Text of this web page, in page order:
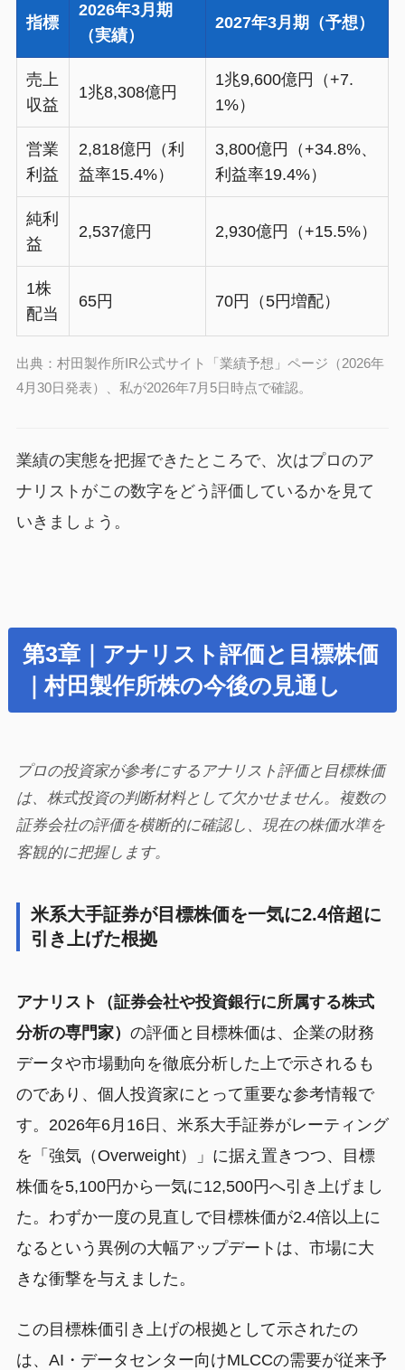
指標
2026年3月期
（実績）
2027年3月期（予想）
売上
収益
1兆8,308億円
1兆9,600億円（+7.
1%）
営業
利益
2,818億円（利
益率15.4%）
3,800億円（+34.8%、
利益率19.4%）
純利
益
2,537億円 2,930億円（+15.5%）
1株
配当
65円 70円（5円増配）
出典：村田製作所IR公式サイト「業績予想」ページ（2026年
4月30日発表）、私が2026年7月5日時点で確認。
業績の実態を把握できたところで、次はプロのア
ナリストがこの数字をどう評価しているかを見て
いきましょう。
第3章｜アナリスト評価と目標株価
｜村田製作所株の今後の見通し
プロの投資家が参考にするアナリスト評価と目標株価
は、株式投資の判断材料として欠かせません。複数の
証券会社の評価を横断的に確認し、現在の株価水準を
客観的に把握します。
米系大手証券が目標株価を一気に2.4倍超に
引き上げた根拠
アナリスト（証券会社や投資銀行に所属する株式
分析の専門家） の評価と目標株価は、企業の財務
データや市場動向を徹底分析した上で示されるも
のであり、個人投資家にとって重要な参考情報で
す。2026年6月16日、米系大手証券がレーティング
を「強気（Overweight）」に据え置きつつ、目標
株価を5,100円から一気に12,500円へ引き上げまし
た。わずか一度の見直しで目標株価が2.4倍以上に
なるという異例の大幅アップデートは、市場に大
きな衝撃を与えました。
この目標株価引き上げの根拠として示されたの
は、AI・データセンター向けMLCCの需要が従来予